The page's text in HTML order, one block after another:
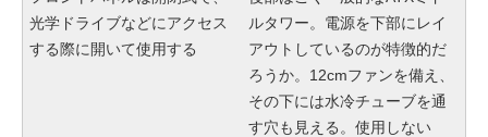
光学ドライブなどにアクセス
する際に開いて使用する
ルタワー。電源を下部にレイ
アウトしているのが特徴的だ
ろうか。12cmファンを備え、
その下には水冷チューブを通
す穴も見える。使用しない